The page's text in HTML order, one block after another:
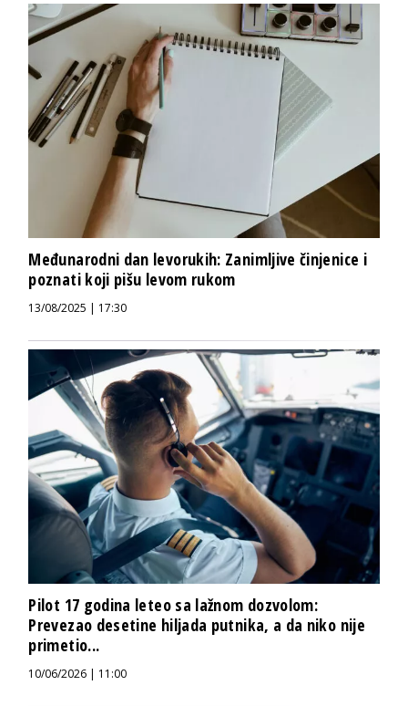
Međunarodni dan levorukih: Zanimljive činjenice i
poznati koji pišu levom rukom
13/08/2025 | 17:30
Pilot 17 godina leteo sa lažnom dozvolom:
Prevezao desetine hiljada putnika, a da niko nije
primetio...
10/06/2026 | 11:00